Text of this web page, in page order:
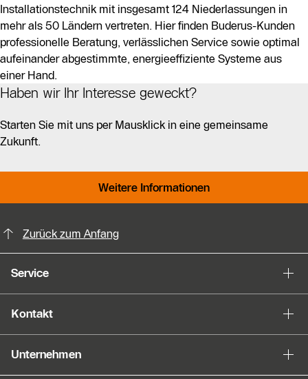
Installationstechnik mit insgesamt 124 Niederlassungen in
mehr als 50 Ländern vertreten. Hier finden Buderus-Kunden
professionelle Beratung, verlässlichen Service sowie optimal
aufeinander abgestimmte, energieeffiziente Systeme aus
einer Hand.
Haben wir Ihr Interesse geweckt?
Starten Sie mit uns per Mausklick in eine gemeinsame
Zukunft.
Weitere Informationen
Zurück zum Anfang
Service
Kontakt
Unternehmen